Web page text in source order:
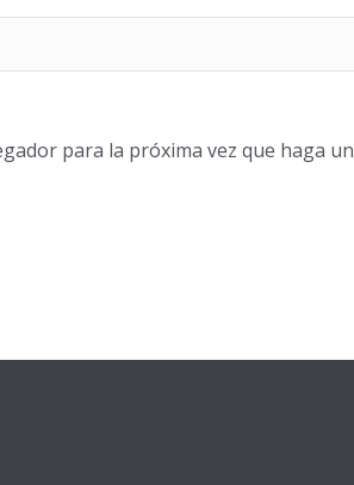
para la próxima vez que haga un